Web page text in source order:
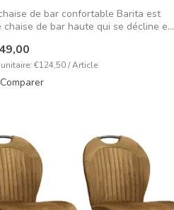
de bar confortable Barita est
chaise de bar haute qui se décline e...
unitaire: €124,50 / Article
Comparer